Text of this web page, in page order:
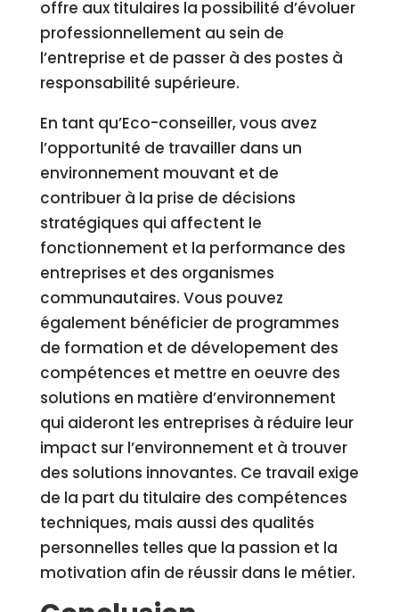
offre aux titulaires la possibilité d’évoluer
professionnellement au sein de
l’entreprise et de passer à des postes à
responsabilité supérieure.
En tant qu’Eco-conseiller, vous avez
l’opportunité de travailler dans un
environnement mouvant et de
contribuer à la prise de décisions
stratégiques qui affectent le
fonctionnement et la performance des
entreprises et des organismes
communautaires. Vous pouvez
également bénéficier de programmes
de formation et de dévelopement des
compétences et mettre en oeuvre des
solutions en matière d’environnement
qui aideront les entreprises à réduire leur
impact sur l’environnement et à trouver
des solutions innovantes. Ce travail exige
de la part du titulaire des compétences
techniques, mais aussi des qualités
personnelles telles que la passion et la
motivation afin de réussir dans le métier.